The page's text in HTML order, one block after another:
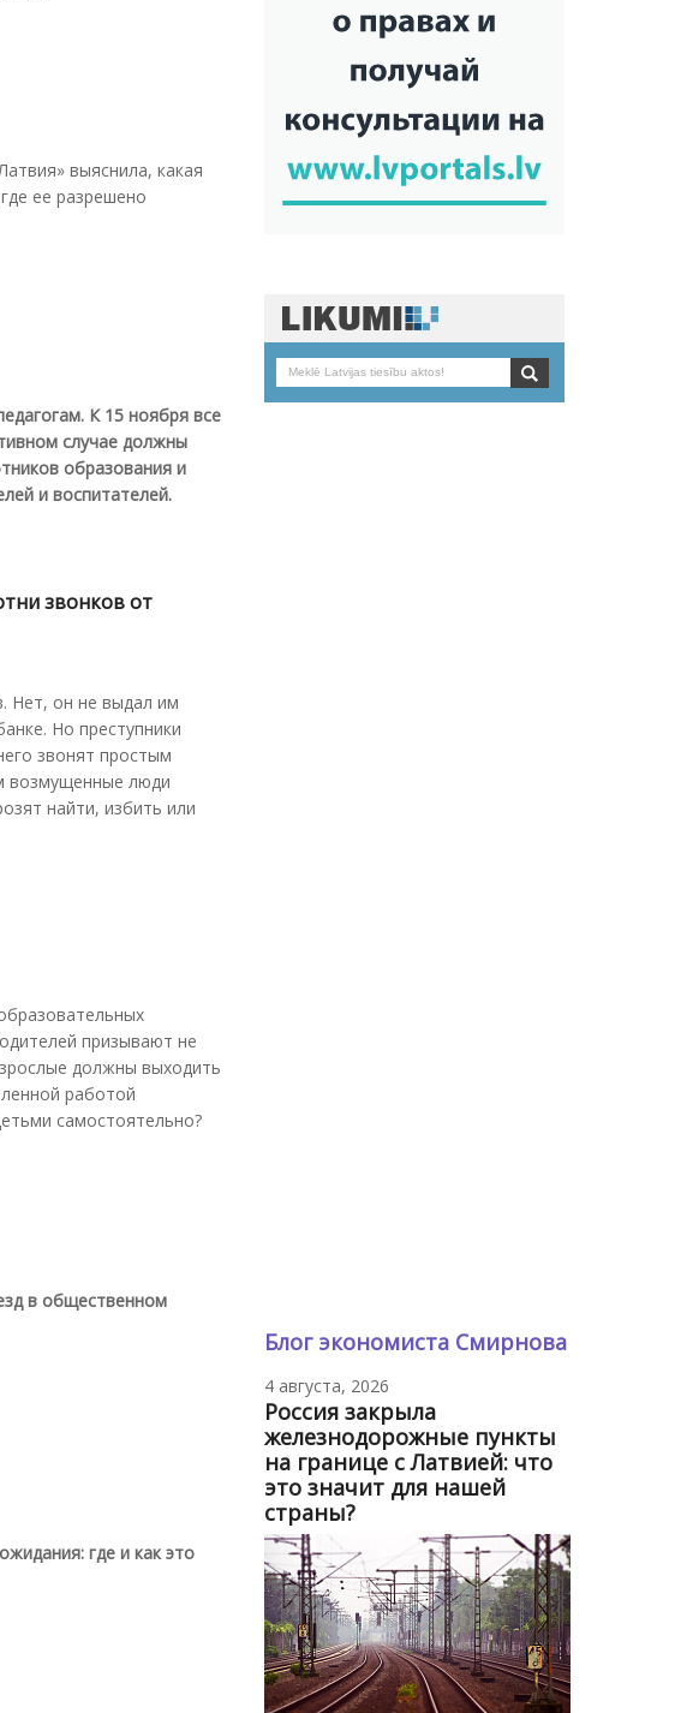
выяснила, какая
ее разрешено
К 15 ноября все
случае должны
образования и
и воспитателей.
звонков от
Нет, он не выдал им
Но преступники
звонят простым
возмущенные люди
найти, избить или
призывают не
должны выходить
работой
самостоятельно?
в общественном
где и как это
Блог экономиста Смирнова
4 августа, 2026
Россия закрыла
железнодорожные пункты
на границе с Латвией: что
это значит для нашей
страны?